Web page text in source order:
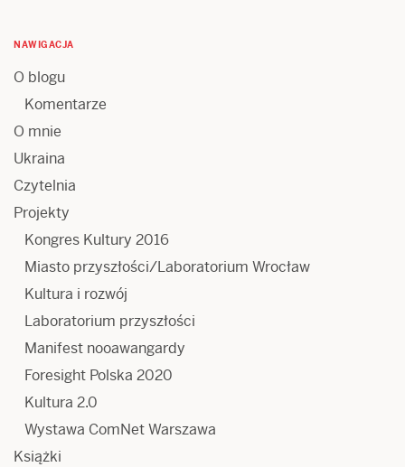
NAWIGACJA
O blogu
Komentarze
O mnie
Ukraina
Czytelnia
Projekty
Kongres Kultury 2016
Miasto przyszłości/Laboratorium Wrocław
Kultura i rozwój
Laboratorium przyszłości
Manifest nooawangardy
Foresight Polska 2020
Kultura 2.0
Wystawa ComNet Warszawa
Książki